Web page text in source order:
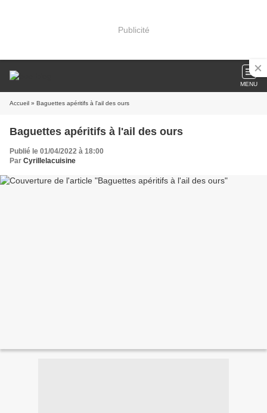
Publicité
MENU
Accueil » Baguettes apéritifs à l'ail des ours
Baguettes apéritifs à l'ail des ours
Publié le 01/04/2022 à 18:00
Par Cyrillelacuisine